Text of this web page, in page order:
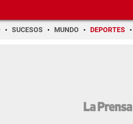
SUCESOS MUNDO DEPORTES